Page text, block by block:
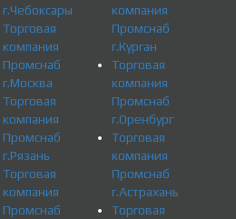
г.Чебоксары
Торговая
компания
Промснаб
г.Москва
Торговая
компания
Промснаб
г.Рязань
Торговая
компания
Промснаб
компания
Промснаб
г.Курган
Торговая
компания
Промснаб
г.Оренбург
Торговая
компания
Промснаб
г.Астрахань
Торговая